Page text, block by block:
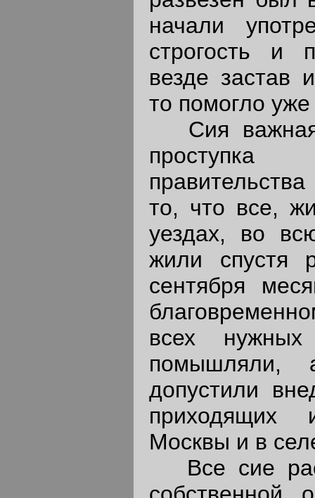
начали
строгость и
везде застав
то помогло
Сия важная
то, что все,
уездах, во
жили спустя
сентября
всех нужных
допустили
Москвы и в
Все сие